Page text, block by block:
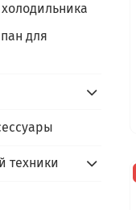
для
техники